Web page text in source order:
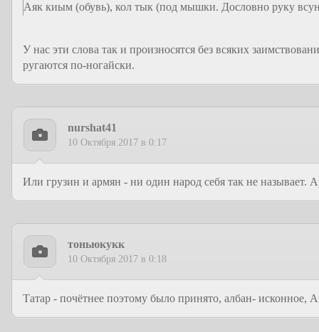
Аяк киым (обувь), кол тык (под мышки. Дословно руку
У нас эти слова так и произносятся без всяких
ругаются по-ногайски.
nurshat41
10 Октября 2017 в 0:17
Или грузин и армян - ни один народ себя так не называет.
тоньюкукк
10 Октября 2017 в 0:18
Татар - почётнее поэтому было принято, албан-